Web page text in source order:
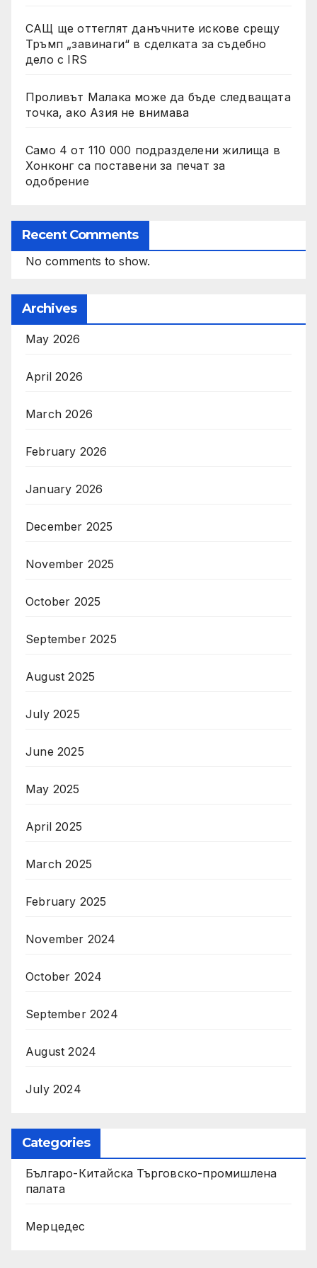
САЩ ще оттеглят данъчните искове срещу
Тръмп „завинаги“ в сделката за съдебно
дело с IRS
Проливът Малака може да бъде следващата
точка, ако Азия не внимава
Само 4 от 110 000 подразделени жилища в
Хонконг са поставени за печат за
одобрение
Recent Comments
No comments to show.
Archives
May 2026
April 2026
March 2026
February 2026
January 2026
December 2025
November 2025
October 2025
September 2025
August 2025
July 2025
June 2025
May 2025
April 2025
March 2025
February 2025
November 2024
October 2024
September 2024
August 2024
July 2024
Categories
Българо-Китайска Търговско-промишлена
палaта
Мерцедес